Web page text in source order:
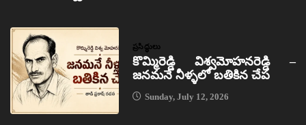
ప్రసిద్ధులు
కొమ్మిరెడ్డి విశ్వమోహనరెడ్డి –
జనమనే నీళ్ళలో బతికిన చేప
Sunday, July 12, 2026